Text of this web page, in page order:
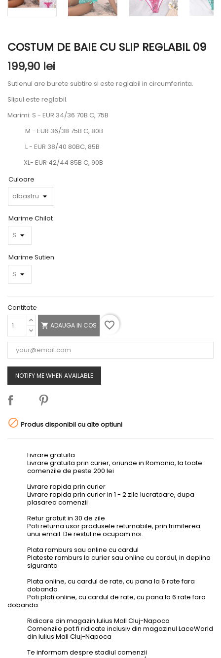
COSTUM DE BAIE CU SLIP REGLABIL 09
199,90 lei
Sutienul are burete subtire si este reglabil in circumferinta.
Slipul este reglabil.
Marimi: S - EUR 34/36 70B C, 75B
M - EUR 36/38 75B C, 80B
L - EUR 38/40 80BC, 85B
XL- EUR 42/44 85B C, 90B
Culoare
Marime Chilot
Marime Sutien
Cantitate
 ADAUGA IN COS favorite_border
NOTIFY ME WHEN AVAILABLE
 Produs disponibil cu alte optiuni
Livrare gratuita
Livrare gratuita prin curier, oriunde in Romania, la toate
comenzile de peste 200 lei
Livrare rapida prin curier
Livrare rapida prin curier in 1 - 2 zile lucratoare, dupa
plasarea comenzii
Retur gratuit in 30 de zile
Poti returna usor produsele returnabile, prin trimiterea
unui email. De restul ne ocupam noi.
Plata ramburs sau online cu cardul
Plateste ramburs la curier sau online cu cardul, in deplina
siguranta
Plata online, cu cardul de rate, cu pana la 6 rate fara
dobanda
Poti plati online, cu cardul de rate, cu pana la 6 rate fara
dobanda.
Ridicare din magazin Iulius Mall Cluj-Napoca
Comenzile pot fi ridicate inclusiv din magazinul LaceWorld
din Iulius Mall Cluj-Napoca
Te informam despre stadiul comenzii